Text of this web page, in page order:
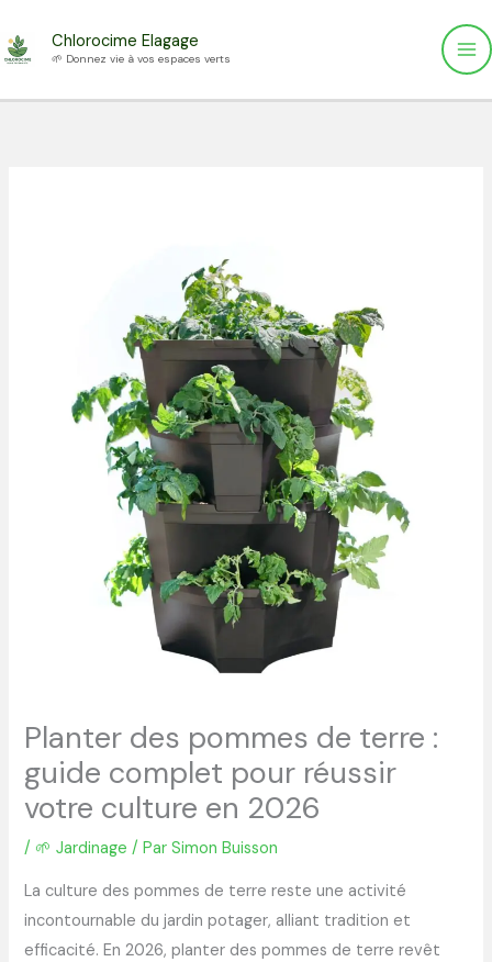
au
Chlorocime Elagage
🌱 Donnez vie à vos espaces verts
Planter des pommes de terre :
guide complet pour réussir
votre culture en 2026
/ 🌱 Jardinage / ParSimon Buisson
La culture des pommes de terre reste une activité
incontournable du jardin potager, alliant tradition et
efficacité. En 2026, planter des pommes de terre revêt